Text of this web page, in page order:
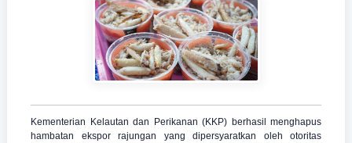
Kementerian Kelautan dan Perikanan (KKP) berhasil menghapus
hambatan ekspor rajungan yang dipersyaratkan oleh otoritas